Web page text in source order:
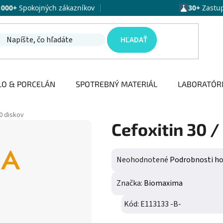
Spokojných zákazníkov 30+
HĽADAŤ
& PORCELÁN SPOTREBNÝ MATERIÁL
diskov
Cefoxitin 30 /
Priemerné hodnotenie
Neohodnotené Podrobnosti
Značka: Biomaxima
Kód: E113133 -B-